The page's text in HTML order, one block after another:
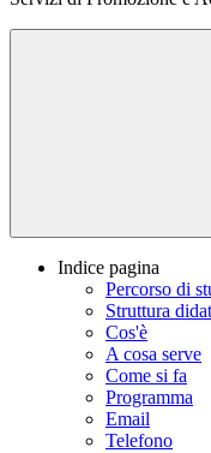
Indice pagina
Percorso di
Struttura
Cos'è
A cosa serve
Come si fa
Programma
Email
Telefono